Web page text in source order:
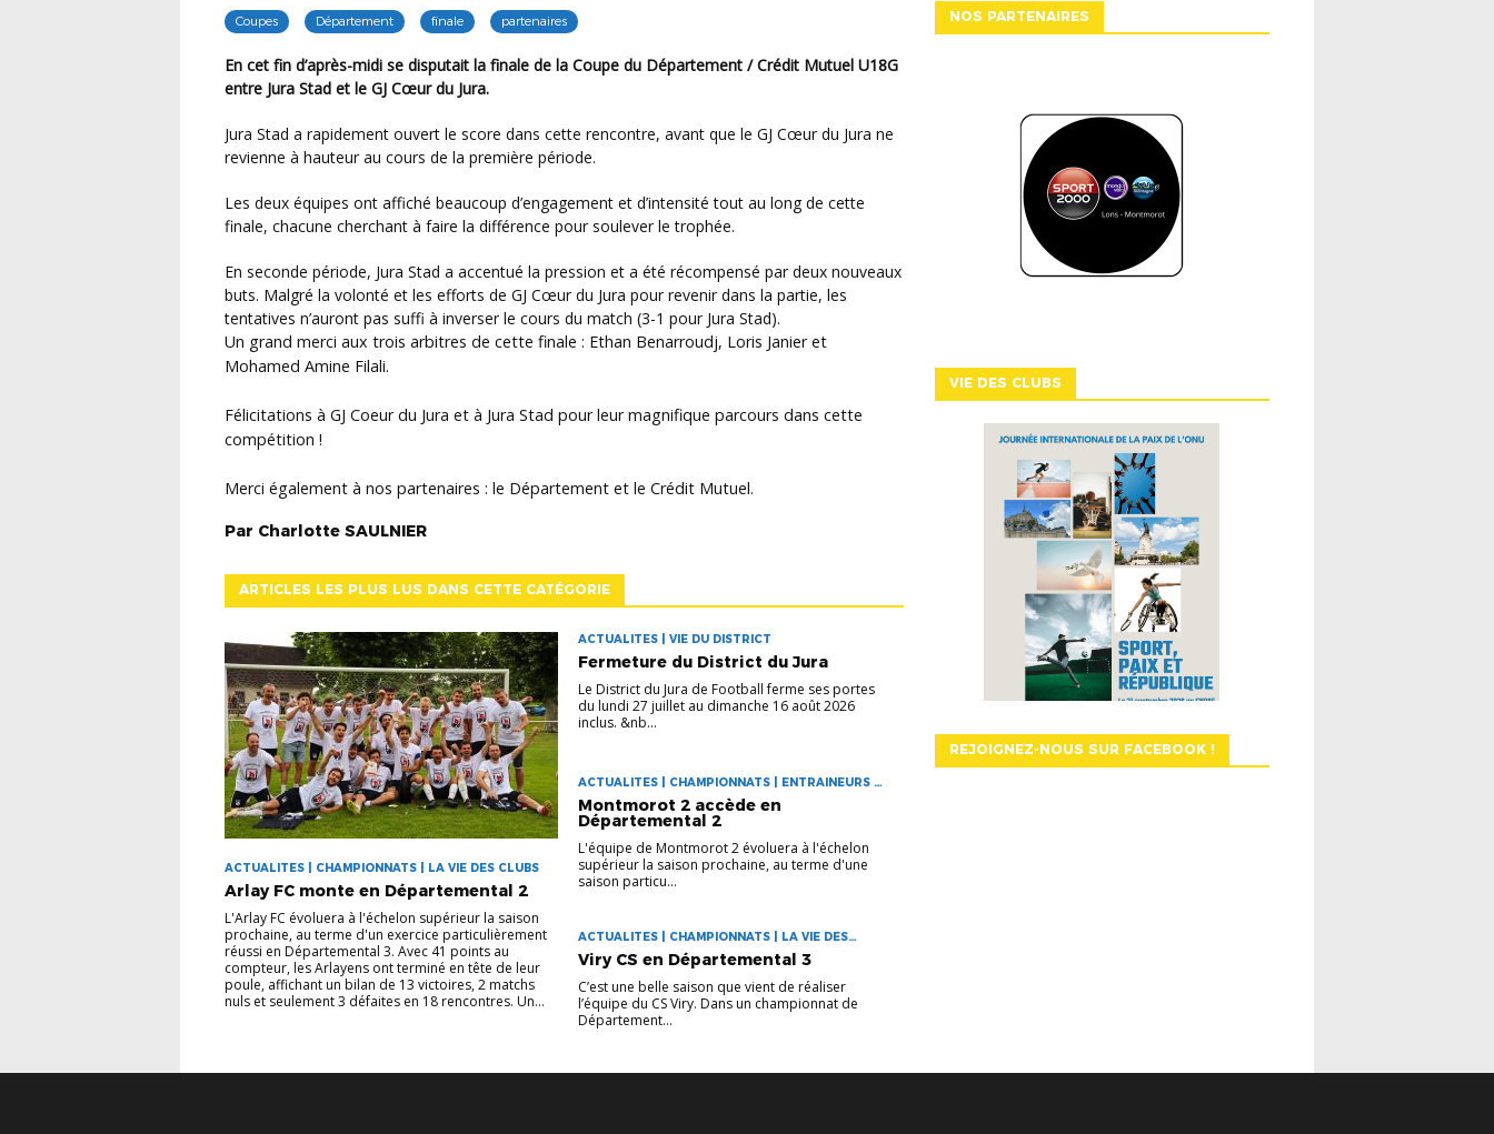
Coupes Département finale partenaires
En cet fin d’après-midi se disputait la finale de la Coupe du Département / Crédit Mutuel U18G
entre Jura Stad et le GJ Cœur du Jura.
Jura Stad a rapidement ouvert le score dans cette rencontre, avant que le GJ Cœur du Jura ne
revienne à hauteur au cours de la première période.
Les deux équipes ont affiché beaucoup d’engagement et d’intensité tout au long de cette
finale, chacune cherchant à faire la différence pour soulever le trophée.
En seconde période, Jura Stad a accentué la pression et a été récompensé par deux nouveaux
buts. Malgré la volonté et les efforts de GJ Cœur du Jura pour revenir dans la partie, les
tentatives n’auront pas suffi à inverser le cours du match (3-1 pour Jura Stad).
Un grand merci aux trois arbitres de cette finale : Ethan Benarroudj, Loris Janier et
Mohamed Amine Filali.
Félicitations à GJ Coeur du Jura et à Jura Stad pour leur magnifique parcours dans cette
compétition !
Merci également à nos partenaires : le Département et le Crédit Mutuel.
Par Charlotte SAULNIER
ARTICLES LES PLUS LUS DANS CETTE CATÉGORIE
ACTUALITES | CHAMPIONNATS | LA VIE DES CLUBS
Arlay FC monte en Départemental 2
L'Arlay FC évoluera à l'échelon supérieur la saison
prochaine, au terme d'un exercice particulièrement
réussi en Départemental 3. Avec 41 points au
compteur, les Arlayens ont terminé en tête de leur
poule, affichant un bilan de 13 victoires, 2 matchs
nuls et seulement 3 défaites en 18 rencontres. Un...
ACTUALITES | VIE DU DISTRICT
Fermeture du District du Jura
Le District du Jura de Football ferme ses portes
du lundi 27 juillet au dimanche 16 août 2026
inclus. &nb...
ACTUALITES | CHAMPIONNATS | ENTRAINEURS |
Montmorot 2 accède en
Départemental 2
L'équipe de Montmorot 2 évoluera à l'échelon
supérieur la saison prochaine, au terme d'une
saison particu...
ACTUALITES | CHAMPIONNATS | LA VIE DES
CLUBS
Viry CS en Départemental 3
C’est une belle saison que vient de réaliser
l’équipe du CS Viry. Dans un championnat de
Département...
NOS PARTENAIRES
VIE DES CLUBS
REJOIGNEZ-NOUS SUR FACEBOOK !